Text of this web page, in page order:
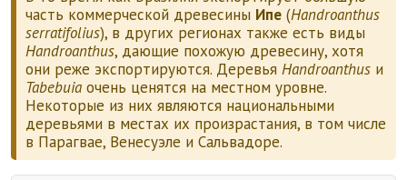
часть коммерческой древесины Ипе (Handroanthus
serratifolius), в других регионах также есть виды
Handroanthus, дающие похожую древесину, хотя
они реже экспортируются. Деревья Handroanthus и
Tabebuia очень ценятся на местном уровне.
Некоторые из них являются национальными
деревьями в местах их произрастания, в том числе
в Парагвае, Венесуэле и Сальвадоре.